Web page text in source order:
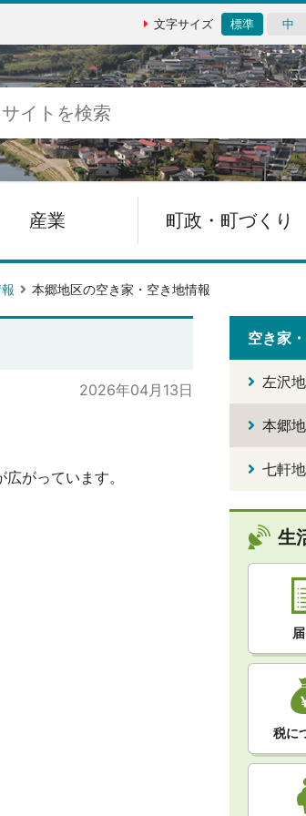
文字サイズ 標準 中
産業 町政・町づくり
本郷地区の空き家・空き地情報
2026年04月13日
がっています。
空き家
左沢
本郷
七軒
生
税に